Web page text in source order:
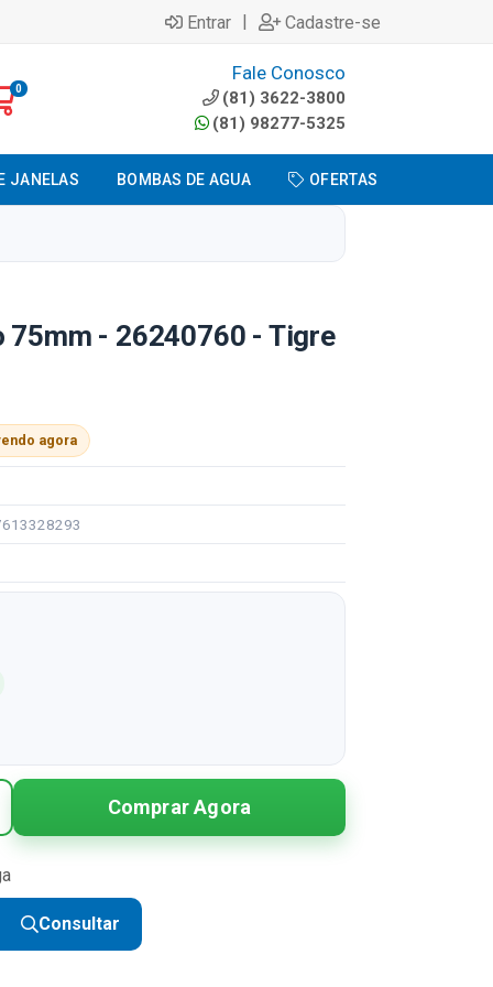
Entrar | Cadastre-se
0
Fale Conosco
(81) 3622-3800
(81) 98277-5325
JANELAS BOMBAS DE AGUA OFERTAS
75mm - 26240760 - Tigre
agora
Comprar Agora
Consultar